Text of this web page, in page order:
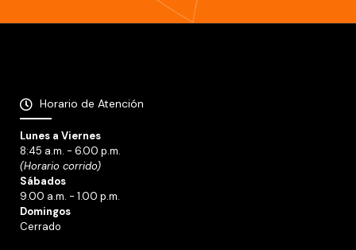
Horario de Atención
Lunes a Viernes
8:45 a.m. - 6.00 p.m.
(Horario corrido)
Sábados
9.00 a.m. - 1.00 p.m.
Domingos
Cerrado